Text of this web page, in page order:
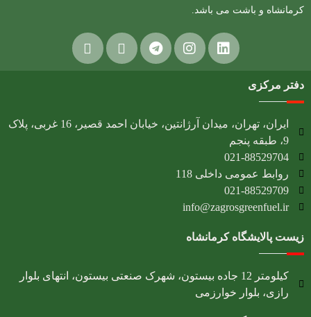
کرمانشاه و باشت می باشد.
دفتر مرکزی
ایران، تهران، میدان آرژانتین، خیابان احمد قصیر، 16 غربی، پلاک
9، طبقه پنجم
021-88529704
روابط عمومی داخلی 118
021-88529709
info@zagrosgreenfuel.ir​
زیست پالایشگاه کرمانشاه
کیلومتر 12 جاده بیستون، شهرک صنعتی بیستون، انتهای بلوار
رازی، بلوار خوارزمی